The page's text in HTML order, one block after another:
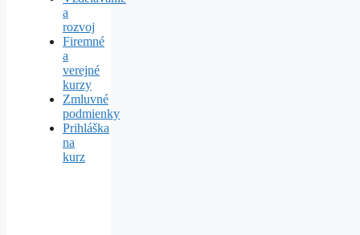
a
rozvoj
Firemné
a
verejné
kurzy
Zmluvné
podmienky
Prihláška
na
kurz